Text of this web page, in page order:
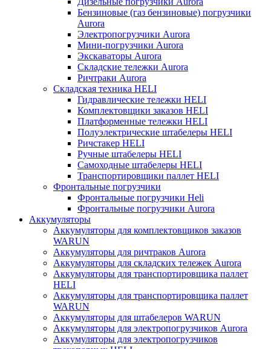
Бензиновые (газ бензиновые) погрузчики
Aurora
Электропогрузчики Aurora
Мини-погрузчики Aurora
Экскаваторы Aurora
Складские тележки Aurora
Ричтраки Aurora
Складская техника HELI
Гидравлические тележки HELI
Комплектовщики заказов HELI
Платформенные тележки HELI
Полуэлектрические штабелеры HELI
Ричстакер HELI
Ручные штабелеры HELI
Самоходные штабелеры HELI
Транспортировщики паллет HELI
Фронтальные погрузчики
Фронтальные погрузчики Heli
Фронтальные погрузчики Aurora
Аккумуляторы
Аккумуляторы для комплектовщиков заказов
WARUN
Аккумуляторы для ричтраков Aurora
Аккумуляторы для складских тележек Aurora
Аккумуляторы для транспортировщика паллет
HELI
Аккумуляторы для транспортировщика паллет
WARUN
Аккумуляторы для штабелеров WARUN
Аккумуляторы для электропогрузчиков Aurora
Аккумуляторы для электропогрузчиков